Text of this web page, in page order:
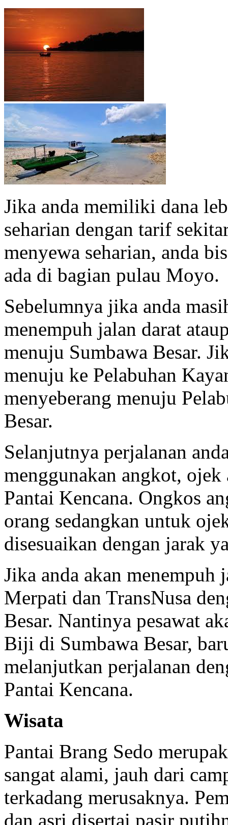
Jika anda memiliki dana
seharian dengan tarif
menyewa seharian, anda
ada di bagian pulau Moyo.
Sebelumnya jika anda
menempuh jalan darat
menuju Sumbawa Besar.
menuju ke Pelabuhan
menyeberang menuju
Besar.
Selanjutnya perjalanan
menggunakan angkot,
Pantai Kencana. Ongkos
orang sedangkan untuk
disesuaikan dengan jarak
Jika anda akan menempuh
Merpati dan TransNusa
Besar. Nantinya pesawat
Biji di Sumbawa Besar,
melanjutkan perjalanan
Pantai Kencana.
Wisata
Pantai Brang Sedo
sangat alami, jauh dari
terkadang merusaknya.
dan asri disertai pasir